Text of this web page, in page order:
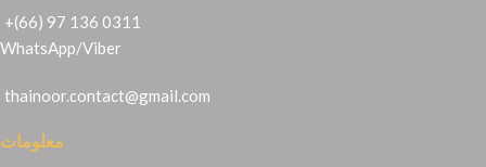
+(66) 97 136 0311
WhatsApp/Viber
thainoor.contact@gmail.com
معلومات